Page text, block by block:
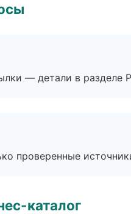
— детали в разделе
проверенные
каталог